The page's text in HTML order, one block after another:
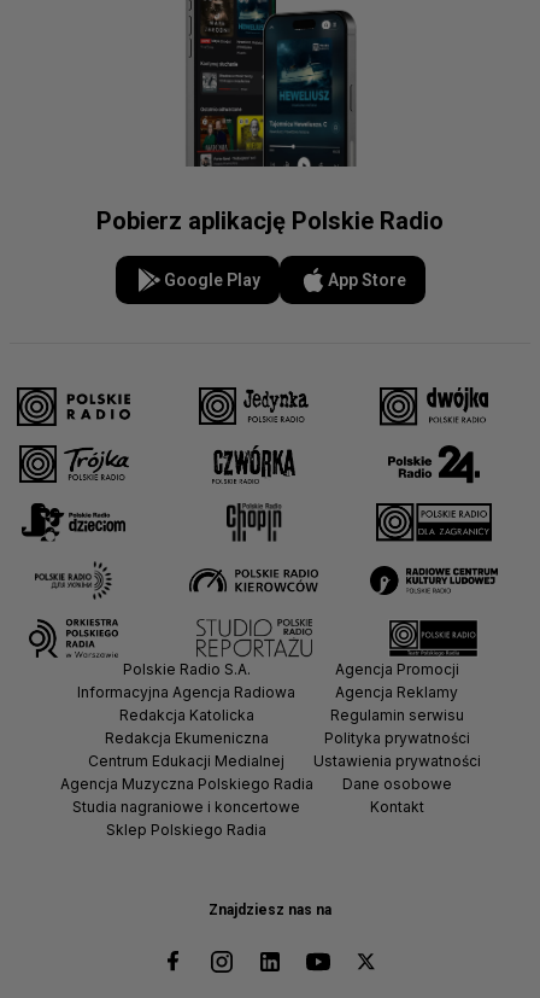
Pobierz aplikację Polskie Radio
Google Play App Store
Znajdziesz nas na
Polskie Radio S.A.
Informacyjna Agencja Radiowa
Redakcja Katolicka
Redakcja Ekumeniczna
Centrum Edukacji Medialnej
Agencja Muzyczna Polskiego Radia
Studia nagraniowe i koncertowe
Sklep Polskiego Radia
Agencja Promocji
Agencja Reklamy
Regulamin serwisu
Polityka prywatności
Ustawienia prywatności
Dane osobowe
Kontakt